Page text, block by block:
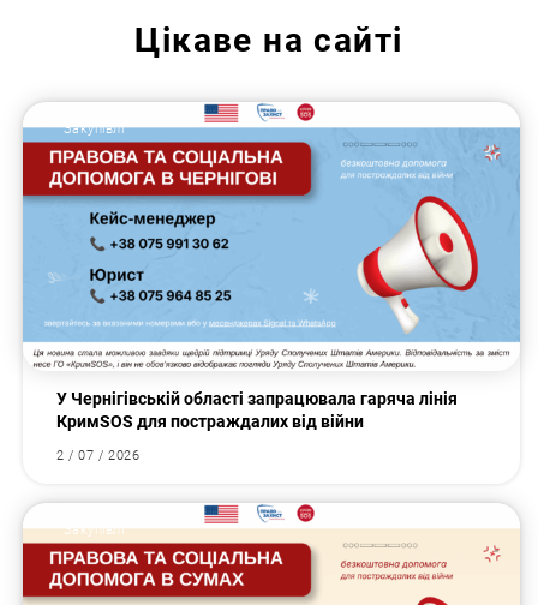
Цікаве на сайті
Закупівлі
У Чернігівській області запрацювала гаряча лінія
КримSOS для постраждалих від війни
2 / 07 / 2026
Закупівлі